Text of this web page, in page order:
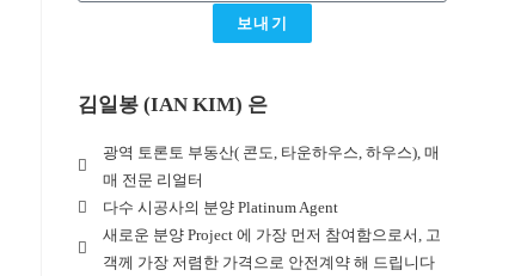
보내기
김일봉 (IAN KIM) 은
광역 토론토 부동산( 콘도, 타운하우스, 하우스), 매
매 전문 리얼터
다수 시공사의 분양 Platinum Agent
새로운 분양 Project 에 가장 먼저 참여함으로서, 고
객께 가장 저렴한 가격으로 안전계약 해 드립니다